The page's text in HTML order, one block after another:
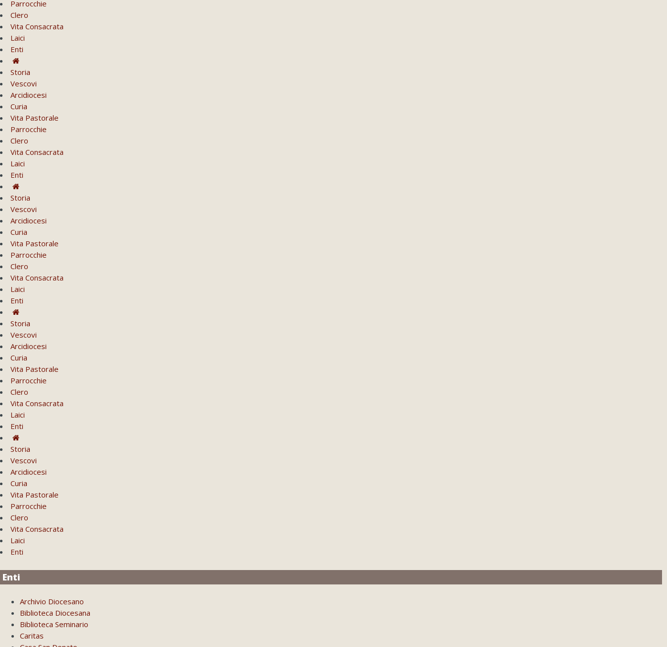
Parrocchie
Clero
Vita Consacrata
Laici
Enti
Storia
Vescovi
Arcidiocesi
Curia
Vita Pastorale
Parrocchie
Clero
Vita Consacrata
Laici
Enti
Storia
Vescovi
Arcidiocesi
Curia
Vita Pastorale
Parrocchie
Clero
Vita Consacrata
Laici
Enti
Storia
Vescovi
Arcidiocesi
Curia
Vita Pastorale
Parrocchie
Clero
Vita Consacrata
Laici
Enti
Storia
Vescovi
Arcidiocesi
Curia
Vita Pastorale
Parrocchie
Clero
Vita Consacrata
Laici
Enti
Enti
Archivio Diocesano
Biblioteca Diocesana
Biblioteca Seminario
Caritas